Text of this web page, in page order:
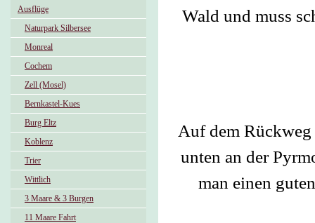
Ausflüge
Naturpark Silbersee
Monreal
Cochem
Zell (Mosel)
Bernkastel-Kues
Burg Eltz
Koblenz
Trier
Wittlich
3 Maare & 3 Burgen
11 Maare Fahrt
Wald und muss
Auf dem
unten an der
man einen